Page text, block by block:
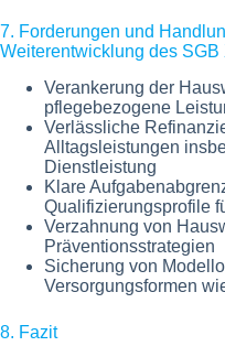
7. Forderungen und
Weiterentwicklung des SGB
Verankerung der
pflegebezogene
Verlässliche
Alltagsleistungen
Dienstleistung
Klare
Qualifizierungsprofile
Verzahnung von
Präventionsstrategien
Sicherung von
Versorgungsformen
8. Fazit